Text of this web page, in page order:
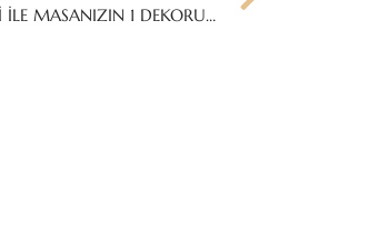
KALEMLİK MODELLERİ İLE MASANIZIN 1 DEKORUNU TAMAMLAYIN!